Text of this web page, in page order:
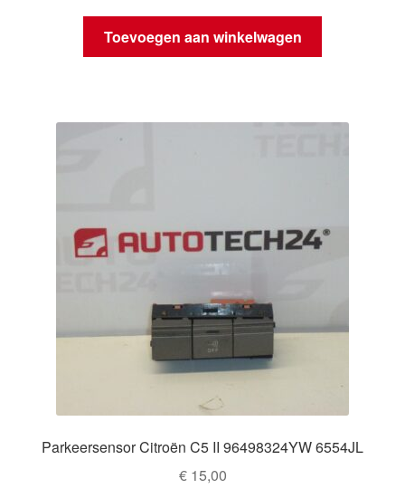
Toevoegen aan winkelwagen
Parkeersensor Citroën C5 II 96498324YW 6554JL
€15,00